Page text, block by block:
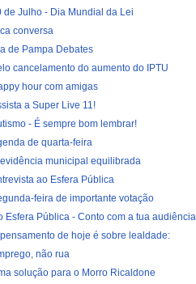
de Julho - Dia Mundial da Lei
conversa
de Pampa Debates
cancelamento do aumento do IPTU
hour com amigas
a Super Live 11!
- É sempre bom lembrar!
de quarta-feira
municipal equilibrada
ao Esfera Pública
feira de importante votação
Esfera Pública - Conto com a tua
de hoje é sobre lealdade:
não rua
solução para o Morro Ricaldone